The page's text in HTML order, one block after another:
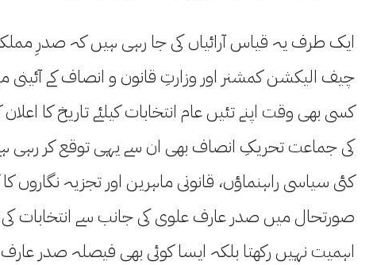
ایک طرف یہ قیاس آرائیاں کی جا رہی ہیں کہ صدرِ
چیف الیکشن کمشنر اور وزارتِ قانون و انصاف کے آئینی
کسی بھی وقت اپنے تئیں عام انتخابات کیلئے تاریخ کا
کی جماعت تحریکِ انصاف بھی ان سے یہی توقع کر رہی
کئی سیاسی راہنماؤں، قانونی ماہرین اور تجزیہ نگاروں
صورتحال میں صدر عارف علوی کی جانب سے انتخابات کی
اہمیت نہیں رکھتا بلکہ ایسا کوئی بھی فیصلہ صدر